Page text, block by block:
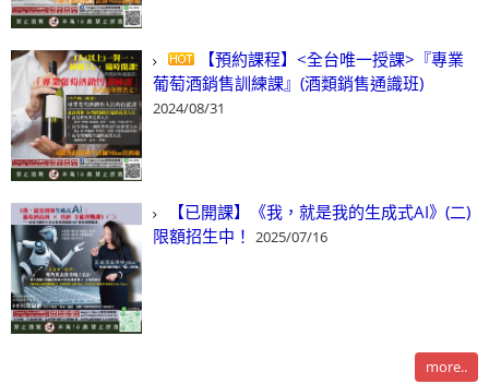
【預約課程】<全台唯一授課>『專業
葡萄酒銷售訓練課』(酒類銷售通識班)
2024/08/31
【已開課】《我，就是我的生成式AI》(二)
限額招生中！ 2025/07/16
more..